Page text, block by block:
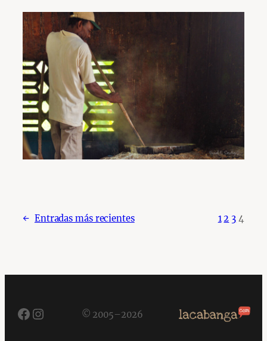
← Entradas más recientes 1 2 3 4
Facebook
Instagram© 2005–2026